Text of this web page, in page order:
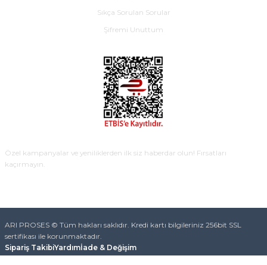
Sıkça Sorulan Sorular
Şifremi Unuttum
Özel kampanyalar ve yeniliklerden ilk siz haberdar olun! Fırsatları
kaçırmayın.
ARI PROSES © Tüm hakları saklıdır. Kredi kartı bilgileriniz 256bit SSL
sertifikası ile korunmaktadır.
Sipariş TakibiYardımİade & Değişim